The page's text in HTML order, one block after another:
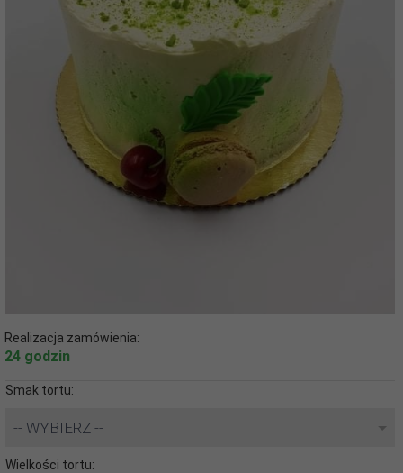
Realizacja zamówienia:
24 godzin
Smak tortu:
-- WYBIERZ --
Wielkości tortu: